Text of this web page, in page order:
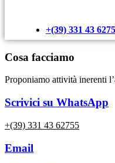
+(39) 331 43
Cosa facciamo
Proponiamo attività inerenti
Scrivici su WhatsApp
+(39) 331 43 62755
Email